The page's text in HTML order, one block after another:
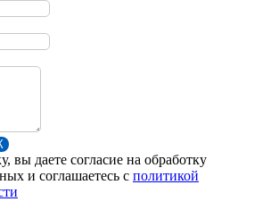
вы даете согласие на обработку
и соглашаетесь c политикой